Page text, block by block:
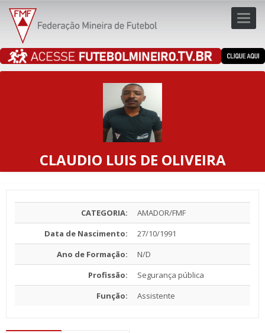
CLAUDIO LUIS DE OLIVEIRA
CATEGORIA:
AMADOR/FMF
Data de Nascimento:
27/10/1991
Ano de Formação:
N/D
Profissão:
Segurança pública
Função:
Assistente